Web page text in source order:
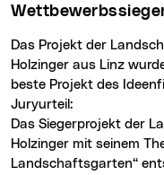
Das Projekt der
Holzinger aus Linz
beste Projekt des
Juryurteil:
Das Siegerprojekt der
Holzinger mit seinem
Landschaftsgarten“